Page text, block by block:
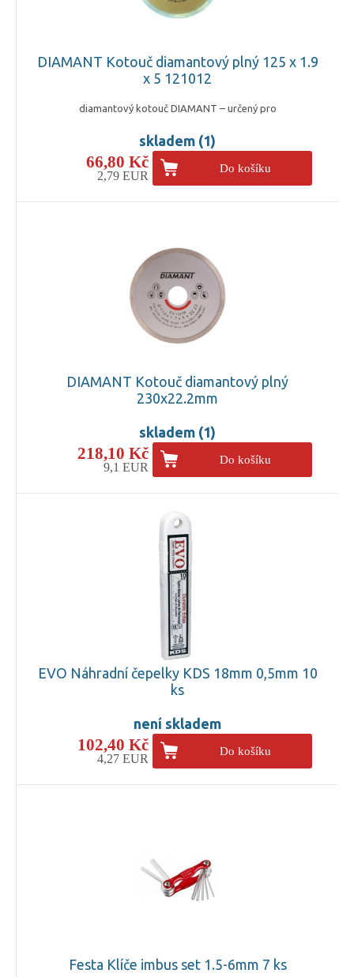
DIAMANT Kotouč diamantový plný 125 x 1.9
x 5 121012
diamantový kotouč DIAMANT – určený pro
skladem (1)
66,80 Kč
2,79 EUR
Do košíku
DIAMANT Kotouč diamantový plný
230x22.2mm
skladem (1)
218,10 Kč
9,1 EUR
Do košíku
EVO Náhradní čepelky KDS 18mm 0,5mm 10
ks
není skladem
102,40 Kč
4,27 EUR
Do košíku
Festa Klíče imbus set 1.5-6mm 7 ks